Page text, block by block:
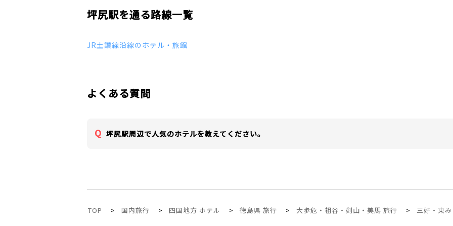
坪尻駅を通る路線一覧
JR土讃線沿線のホテル・旅館
よくある質問
坪尻駅周辺で人気のホテルを教えてください。
TOP 国内旅行 四国地方 ホテル 徳島県 旅行 大歩危・祖谷・剣山・美馬 旅行 三好・東